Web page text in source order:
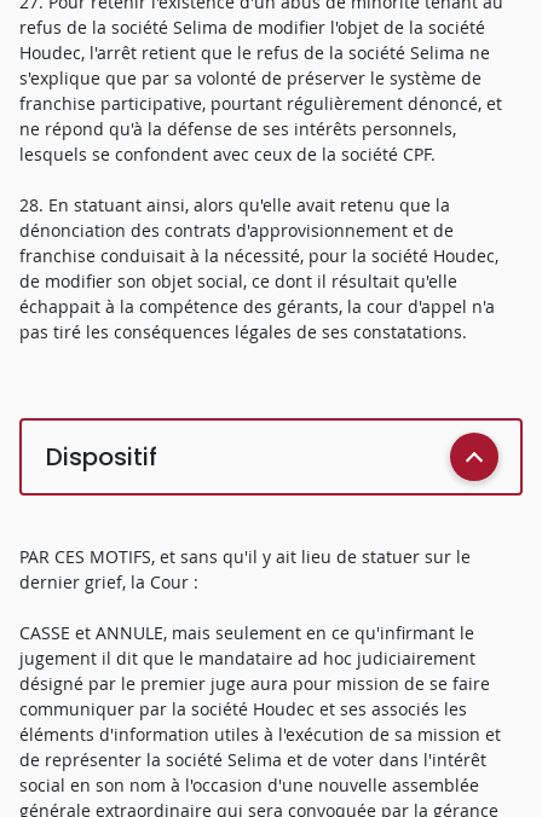
refus de la société Selima de modifier l'objet de la société
Houdec, l'arrêt retient que le refus de la société Selima ne
s'explique que par sa volonté de préserver le système de
franchise participative, pourtant régulièrement dénoncé, et
ne répond qu'à la défense de ses intérêts personnels,
lesquels se confondent avec ceux de la société CPF.
28. En statuant ainsi, alors qu'elle avait retenu que la
dénonciation des contrats d'approvisionnement et de
franchise conduisait à la nécessité, pour la société Houdec,
de modifier son objet social, ce dont il résultait qu'elle
échappait à la compétence des gérants, la cour d'appel n'a
pas tiré les conséquences légales de ses constatations.
Dispositif
PAR CES MOTIFS, et sans qu'il y ait lieu de statuer sur le
dernier grief, la Cour :
CASSE et ANNULE, mais seulement en ce qu'infirmant le
jugement il dit que le mandataire ad hoc judiciairement
désigné par le premier juge aura pour mission de se faire
communiquer par la société Houdec et ses associés les
éléments d'information utiles à l'exécution de sa mission et
de représenter la société Selima et de voter dans l'intérêt
social en son nom à l'occasion d'une nouvelle assemblée
générale extraordinaire qui sera convoquée par la gérance